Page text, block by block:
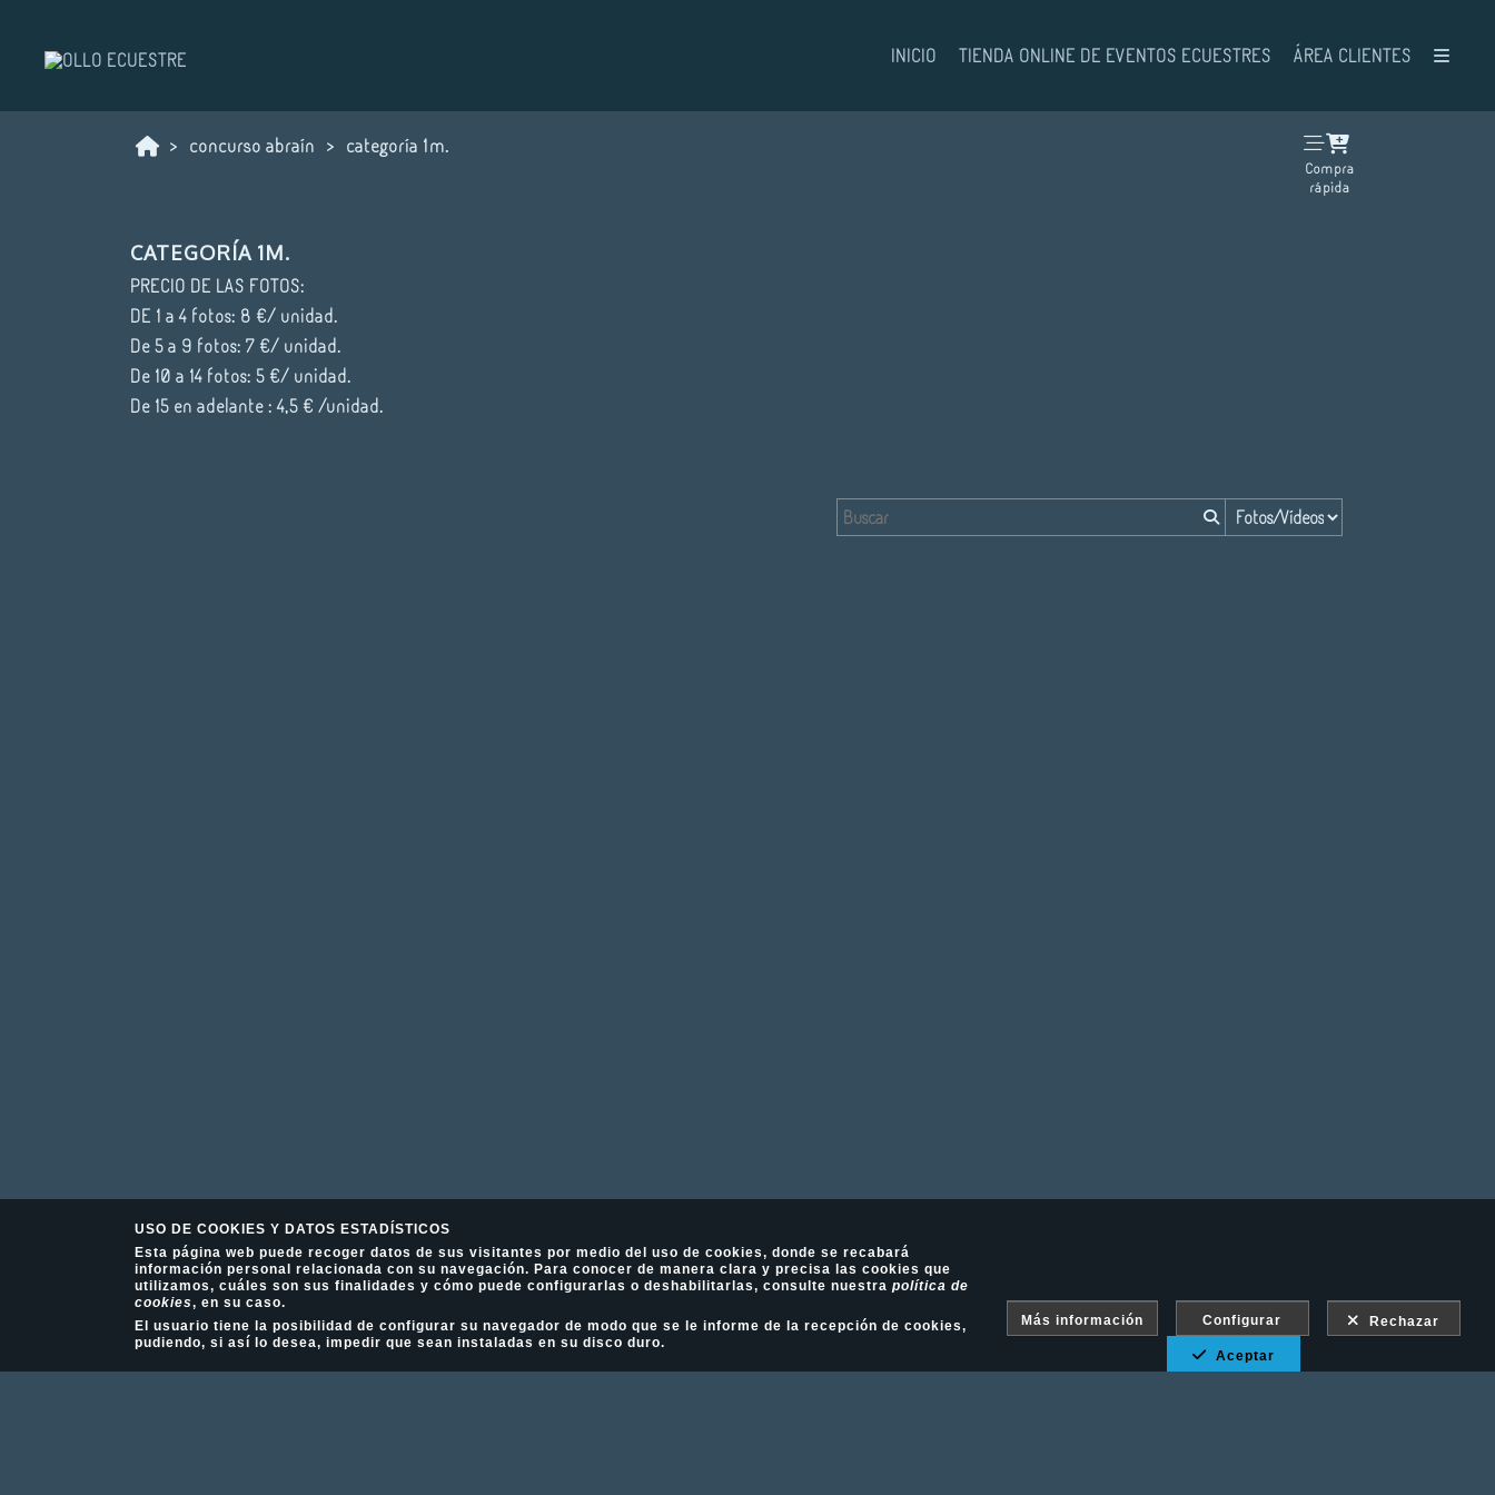
INICIO TIENDA ONLINE DE EVENTOS ECUESTRES ÁREA CLIENTES
concurso abraín categoría 1m.
Compra
rápida
CATEGORÍA 1M.
PRECIO DE LAS FOTOS:
DE 1 a 4 fotos: 8 €/ unidad.
De 5 a 9 fotos: 7 €/ unidad.
De 10 a 14 fotos: 5 €/ unidad.
De 15 en adelante : 4,5 € /unidad.
USO DE COOKIES Y DATOS ESTADÍSTICOS
Esta página web puede recoger datos de sus visitantes por medio del uso de cookies, donde se recabará
información personal relacionada con su navegación. Para conocer de manera clara y precisa las cookies que
utilizamos, cuáles son sus finalidades y cómo puede configurarlas o deshabilitarlas, consulte nuestra política de
cookies, en su caso.
El usuario tiene la posibilidad de configurar su navegador de modo que se le informe de la recepción de cookies,
pudiendo, si así lo desea, impedir que sean instaladas en su disco duro.
Más información Configurar Rechazar
Aceptar